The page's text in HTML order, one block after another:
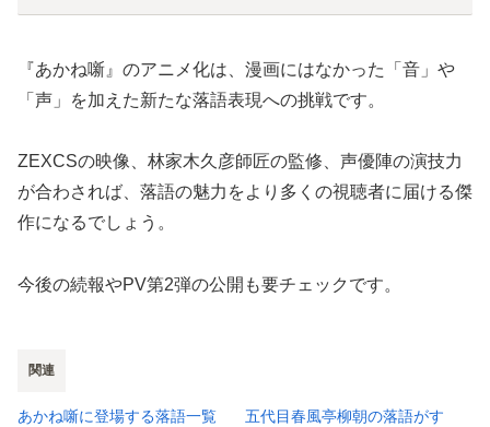
『あかね噺』のアニメ化は、漫画にはなかった「音」や
「声」を加えた新たな落語表現への挑戦です。
ZEXCSの映像、林家木久彦師匠の監修、声優陣の演技力
が合わされば、落語の魅力をより多くの視聴者に届ける傑
作になるでしょう。
今後の続報やPV第2弾の公開も要チェックです。
関連
あかね噺に登場する落語一覧
五代目春風亭柳朝の落語がす